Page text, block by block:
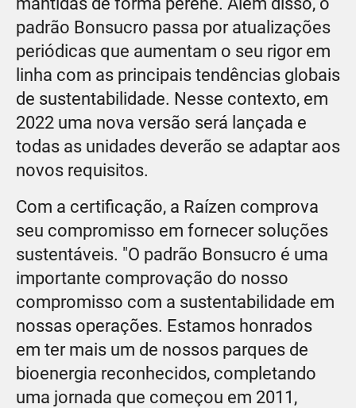
padrão Bonsucro passa por atualizações
periódicas que aumentam o seu rigor em
linha com as principais tendências globais
de sustentabilidade. Nesse contexto, em
2022 uma nova versão será lançada e
todas as unidades deverão se adaptar aos
novos requisitos.
Com a certificação, a Raízen comprova
seu compromisso em fornecer soluções
sustentáveis. "O padrão Bonsucro é uma
importante comprovação do nosso
compromisso com a sustentabilidade em
nossas operações. Estamos honrados
em ter mais um de nossos parques de
bioenergia reconhecidos, completando
uma jornada que começou em 2011,